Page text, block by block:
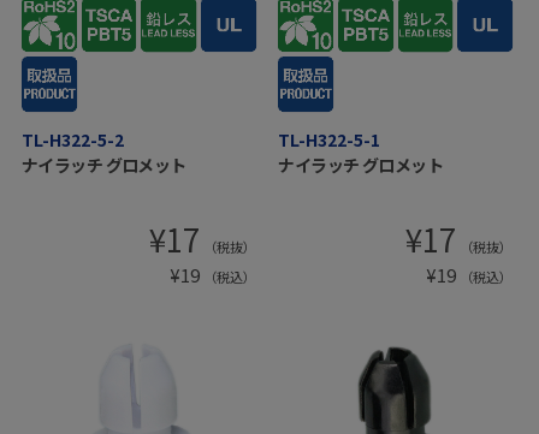
TL-H322-5-2
ナイラッチ グロメット
¥17 （税抜）
¥19 （税込）
TL-H322-5-1
ナイラッチ グロメット
¥17 （税抜）
¥19 （税込）